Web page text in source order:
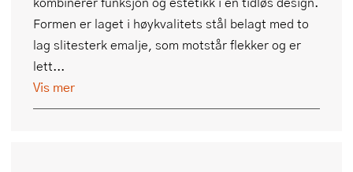
Formen er laget i høykvalitets stål belagt med to
lag slitesterk emalje, som motstår flekker og er
lett...
Vis mer